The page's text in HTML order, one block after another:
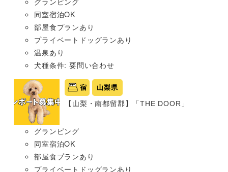
同室宿泊OK
部屋食プランあり
プライベートドッグランあり
温泉あり
犬種条件: 要問い合わせ
宿 山梨県
【山梨・南都留郡】「THE DOOR」
グランピング
同室宿泊OK
部屋食プランあり
プライベートドッグランあり